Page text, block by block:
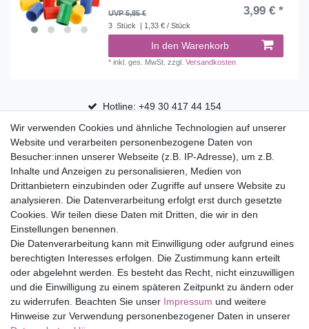
UVP 5,85 € 3,99 € *
3 Stück | 1,33 € / Stück
In den Warenkorb
*inkl. ges. MwSt. zzgl.Versandkosten
Hotline: +49 30 417 44 154
30 Tage Rückgaberecht
Versandfrei ab 75 € in Deutschland
Top Marken
Eduplay
Folia Bringmann
Shop
Mein Konto
Service
Versandkosten
Wir verwenden Cookies und ähnliche Technologien auf unserer
Website und verarbeiten personenbezogene Daten von
Besucher:innen unserer Webseite (z.B. IP-Adresse), um z.B.
Inhalte und Anzeigen zu personalisieren, Medien von
Drittanbietern einzubinden oder Zugriffe auf unsere Website zu
analysieren. Die Datenverarbeitung erfolgt erst durch gesetzte
Cookies. Wir teilen diese Daten mit Dritten, die wir in den
Einstellungen benennen.
Die Datenverarbeitung kann mit Einwilligung oder aufgrund eines
berechtigten Interesses erfolgen. Die Zustimmung kann erteilt
oder abgelehnt werden. Es besteht das Recht, nicht einzuwilligen
und die Einwilligung zu einem späteren Zeitpunkt zu ändern oder
zu widerrufen. Beachten Sie unser Impressum und weitere
Hinweise zur Verwendung personenbezogener Daten in unserer